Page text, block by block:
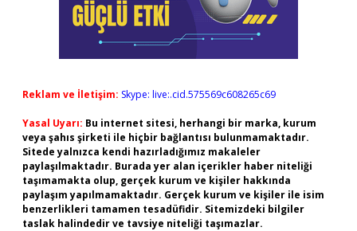
Reklam ve İletişim: Skype: live:.cid.575569c608265c69
Yasal Uyarı: Bu internet sitesi, herhangi bir marka, kurum
veya şahıs şirketi ile hiçbir bağlantısı bulunmamaktadır.
Sitede yalnızca kendi hazırladığımız makaleler
paylaşılmaktadır. Burada yer alan içerikler haber niteliği
taşımamakta olup, gerçek kurum ve kişiler hakkında
paylaşım yapılmamaktadır. Gerçek kurum ve kişiler ile isim
benzerlikleri tamamen tesadüfidir. Sitemizdeki bilgiler
taslak halindedir ve tavsiye niteliği taşımazlar.